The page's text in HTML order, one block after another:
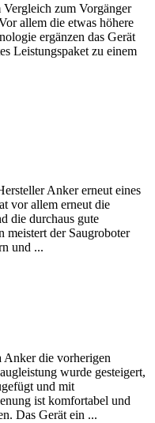
zum Vorgänger
allem die etwas höhere
ergänzen das Gerät
Leistungspaket zu einem
Anker erneut eines
vor allem erneut die
die durchaus gute
meistert der Saugroboter
und ...
die vorherigen
wurde gesteigert,
und mit
ist komfortabel und
Das Gerät ein ...